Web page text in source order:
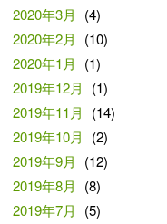
2020年3月
(4)
2020年2月
(10)
2020年1月
(1)
2019年12月
(1)
2019年11月
(14)
2019年10月
(2)
2019年9月
(12)
2019年8月
(8)
2019年7月
(5)